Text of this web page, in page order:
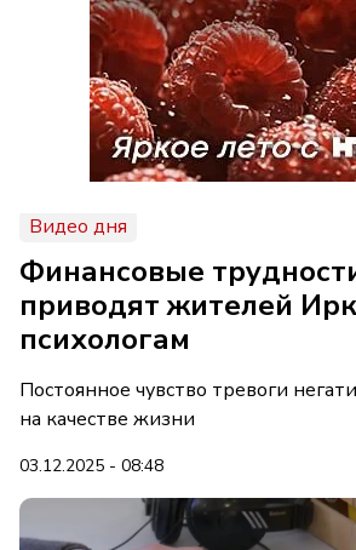
Видео дня
Финансовые
приводят жителей
психологам
Постоянное чувство тревоги
на качестве жизни
03.12.2025 - 08:48